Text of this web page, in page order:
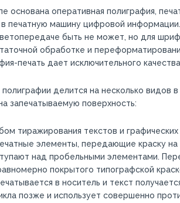
основана оперативная полиграфия,
в печатную машину цифровой
быть не может, но для
обработке и
печать дает исключительного
делится на несколько видов
запечатываемую поверхность:
тиражирования текстов и
элементы, передающие краску
над пробельными элементами.
покрытого типографской
в носитель и текст
позже и использует совершенно